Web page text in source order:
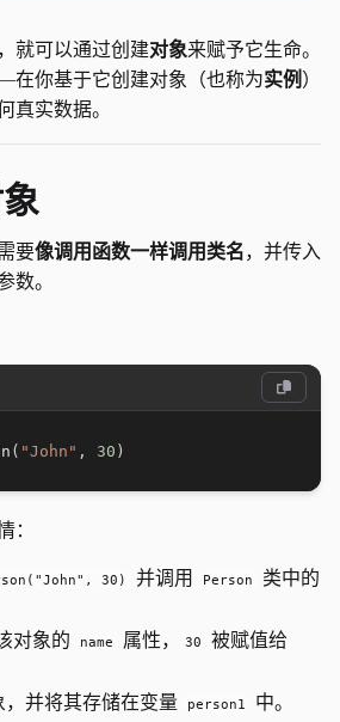
就可以通过创建对象来赋予它生命。
你基于它创建对象（也称为实例 ）
真实数据。
要像调用函数一样调用类名，并传入
数。
( "John" , 30 )
：
30) 并调用 Person 类中的
对象的 name 属性， 30 被赋值给
并将其存储在变量
person1 中。